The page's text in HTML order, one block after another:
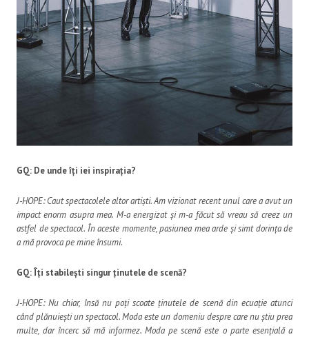
GQ: De unde îți iei inspirația?
J-HOPE: Caut spectacolele altor artiști. Am vizionat recent unul care a avut un
impact enorm asupra mea. M-a energizat și m-a făcut să vreau să creez un
astfel de spectacol. În aceste momente, pasiunea mea arde și simt dorința de
a mă provoca pe mine însumi.
GQ: Îți stabilești singur ținutele de scenă?
J-HOPE: Nu chiar, însă nu poți scoate ținutele de scenă din ecuație atunci
când plănuiești un spectacol. Moda este un domeniu despre care nu știu prea
multe, dar încerc să mă informez. Moda pe scenă este o parte esențială a